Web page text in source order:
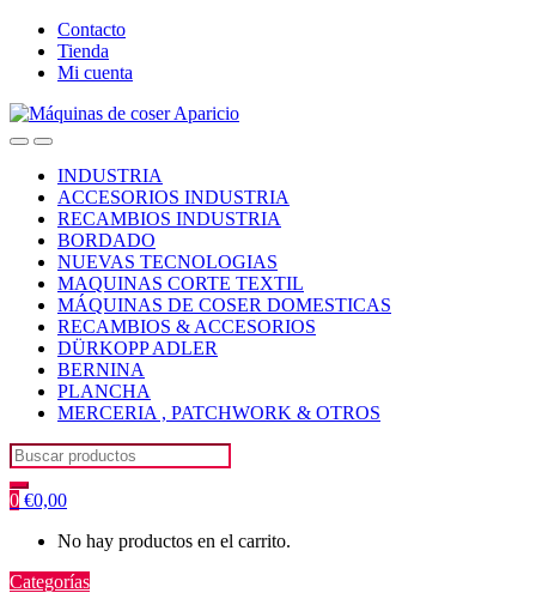
Skip
navigation
Skip
content
Contacto
Tienda
Mi cuenta
OpenClose
INDUSTRIA
ACCESORIOS INDUSTRIA
RECAMBIOS INDUSTRIA
BORDADO
NUEVAS TECNOLOGIAS
MAQUINAS CORTE TEXTIL
MÁQUINAS DE COSER DOMESTICAS
RECAMBIOS & ACCESORIOS
DÜRKOPP ADLER
BERNINA
PLANCHA
MERCERIA , PATCHWORK & OTROS
Search
for:
0 €0,00
No hay productos en el carrito.
Categorías